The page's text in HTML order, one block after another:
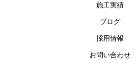
施工実績
ブログ
採用情報
お問い合わせ